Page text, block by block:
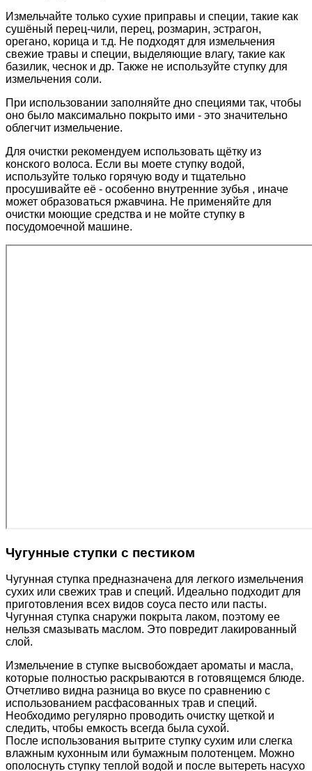
Измельчайте только сухие приправы и специи, такие как
сушёный перец-чили, перец, розмарин, эстрагон,
орегано, корица и т.д. Не подходят для измельчения
свежие травы и специи, выделяющие влагу, такие как
базилик, чеснок и др. Также не используйте ступку для
измельчения соли.
При использовании заполняйте дно специями так, чтобы
оно было максимально покрыто ими - это значительно
облегчит измельчение.
Для очистки рекомендуем использовать щётку из
конского волоса. Если вы моете ступку водой,
используйте только горячую воду и тщательно
просушивайте её - особенно внутренние зубья , иначе
может образоваться ржавчина. Не применяйте для
очистки моющие средства и не мойте ступку в
посудомоечной машине.
Чугунные ступки с пестиком
Чугунная ступка предназначена для легкого измельчения
сухих или свежих трав и специй. Идеально подходит для
приготовления всех видов соуса песто или пасты.
Чугунная ступка снаружи покрыта лаком, поэтому ее
нельзя смазывать маслом. Это повредит лакированный
слой.
Измельчение в ступке высвобождает ароматы и масла,
которые полностью раскрываются в готовящемся блюде.
Отчетливо видна разница во вкусе по сравнению с
использованием расфасованных трав и специй.
Необходимо регулярно проводить очистку щеткой и
следить, чтобы емкость всегда была сухой.
После использования вытрите ступку сухим или слегка
влажным кухонным или бумажным полотенцем. Можно
ополоснуть ступку теплой водой и после вытереть насухо